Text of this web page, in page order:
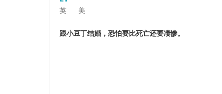
英 美
跟小豆丁结婚，恐怕要比死亡还要凄惨。